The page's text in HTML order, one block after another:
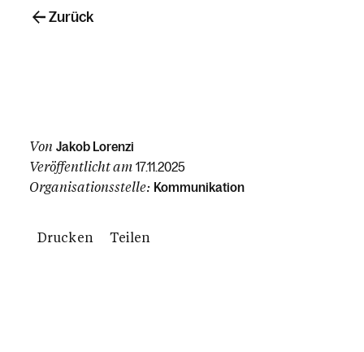
Von Jakob Lorenzi
Veröffentlicht am 17.11.2025
Organisationsstelle: Kommunikation
Drucken Teilen
Zurück